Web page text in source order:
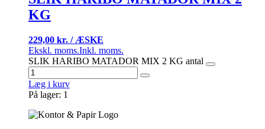
KG
229,00 kr. / ÆSKE
Ekskl. moms.Inkl. moms.
SLIK HARIBO MATADOR MIX 2 KG antal
Læg i kurv
På lager: 1